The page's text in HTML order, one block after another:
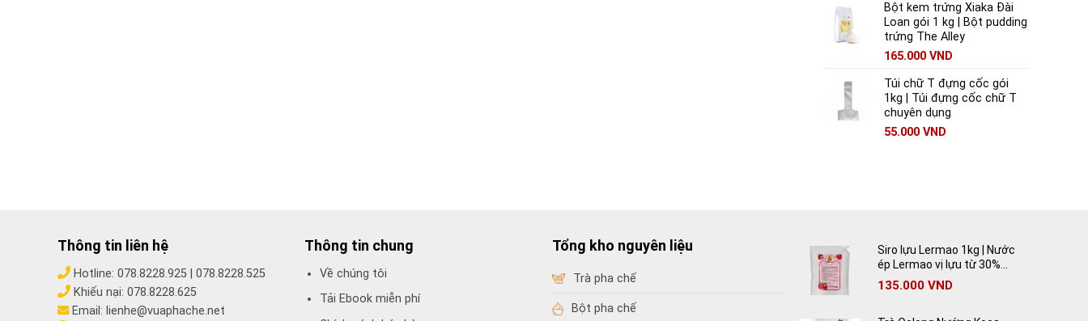
Bột kem trứng Xiaka Đài
Loan gói 1 kg | Bột pudding
trứng The Alley
165.000 VND
Túi chữ T đựng cốc gói
1kg | Túi đựng cốc chữ T
chuyên dụng
55.000 VND
Thông tin liên hệ
Hotline: 078.8228.925| 078.8228.525
Khiếu nại: 078.8228.625
Email: lienhe@vuaphache.net
Thông tin chung
Về chúng tôi
Tải Ebook miễn phí
Tổng kho nguyên liệu
Trà pha chế
Bột pha chế
Siro lựu Lermao 1kg | Nước
ép Lermao vị lựu từ 30%
lựu tươi
135.000 VND